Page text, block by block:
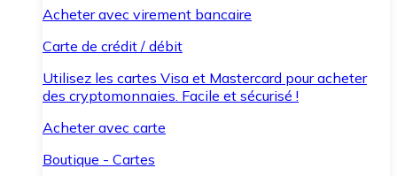
Acheter avec virement bancaire
Carte de crédit / débit
Utilisez les cartes Visa et Mastercard pour acheter
des cryptomonnaies. Facile et sécurisé !
Acheter avec carte
Boutique - Cartes